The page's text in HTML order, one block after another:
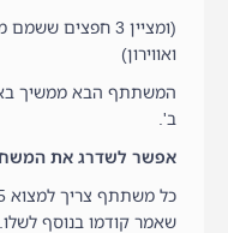
(ומציין 3 חפצים
ואווירון)
המשתתף הבא ממשיך
ב'.
אפשר לשדרג את המשחק
שאמר קודמו בנוסף לשלו.